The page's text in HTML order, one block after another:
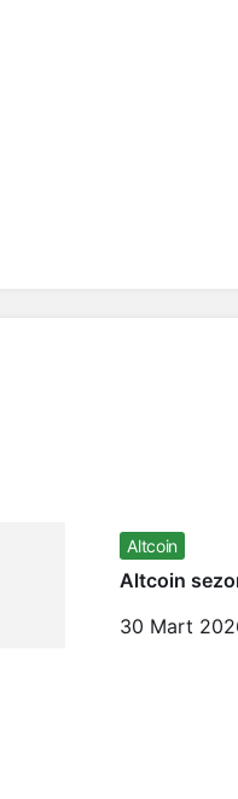
Altcoin
Altcoin
30 Mart